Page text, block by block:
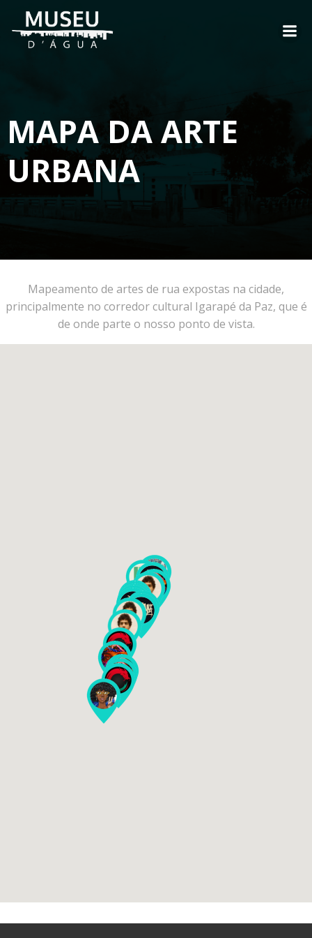
MAPA DA ARTE
URBANA
Mapeamento de artes de rua expostas na cidade,
principalmente no corredor cultural Igarapé da Paz, que é
de onde parte o nosso ponto de vista.